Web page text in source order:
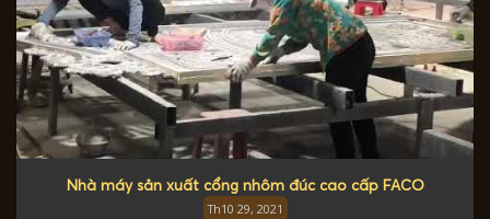
Nhà máy sản xuất cổng nhôm đúc cao cấp FACO
Th10 29, 2021